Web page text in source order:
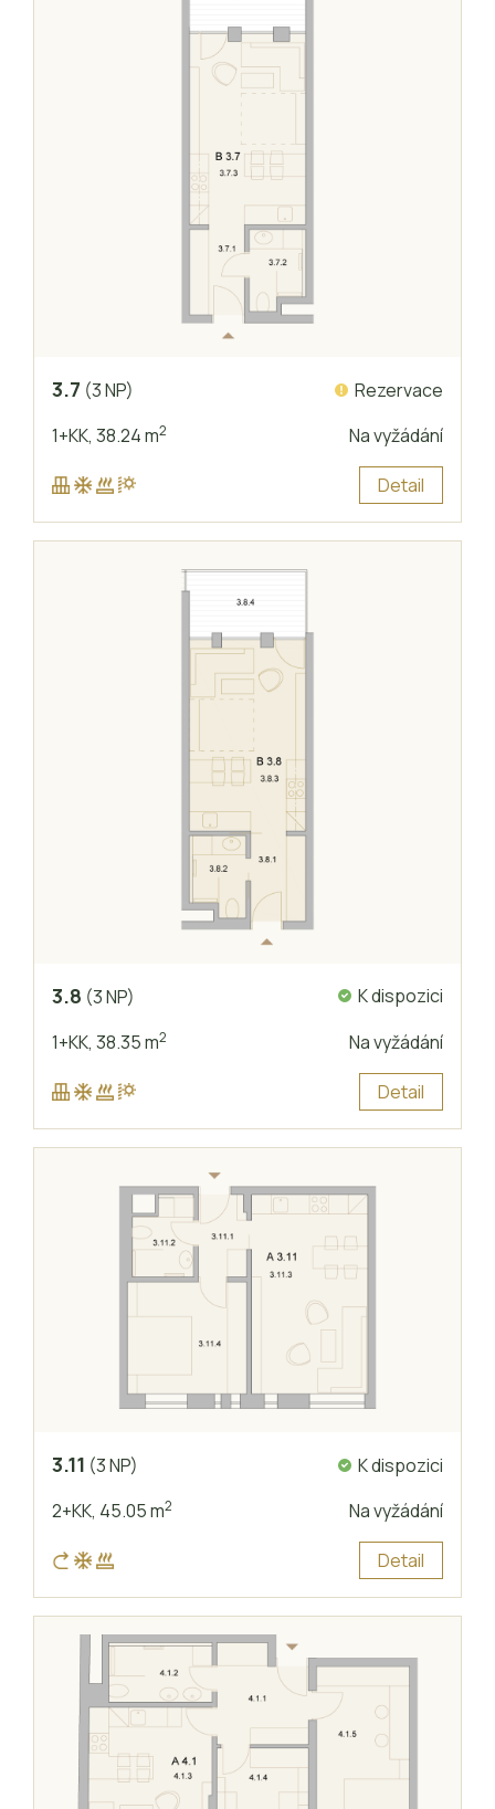
3.7 (3 NP)
Rezervace
1+KK, 38.24 m2 Na vyžádání
Detail
3.8 (3 NP)
K dispozici
1+KK, 38.35 m2 Na vyžádání
Detail
3.11 (3 NP)
K dispozici
2+KK, 45.05 m2 Na vyžádání
Detail